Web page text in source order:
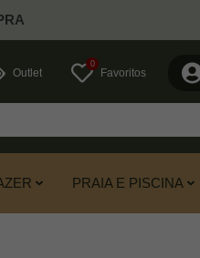
Outlet
0
Favoritos
PRAIA E PISCINA